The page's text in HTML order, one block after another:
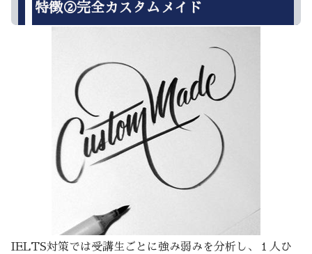
特徴②完全カスタムメイド
IELTS対策では受講生ごとに強み弱みを分析し、１人ひ